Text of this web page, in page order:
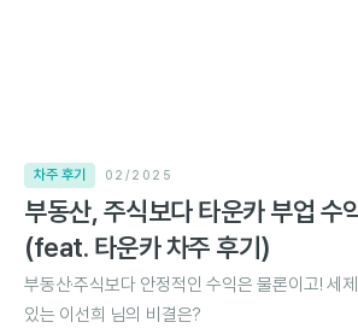
차주 후기 02/2025
부동산, 주식보다 타운카 부업 수
(feat. 타운카 차주 후기)
부동산·주식보다 안정적인 수익은 물론이고! 세
있는 이선희 님의 비결은?